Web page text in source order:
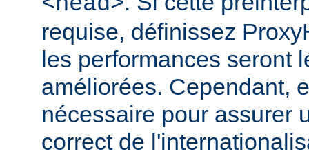
requise, définissez
les performances seront
améliorées. Cependant,
nécessaire pour assurer
correct de